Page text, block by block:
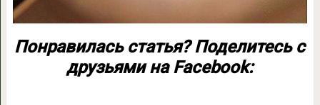
Понравилась статья? Поделитесь с
друзьями на Facebook: